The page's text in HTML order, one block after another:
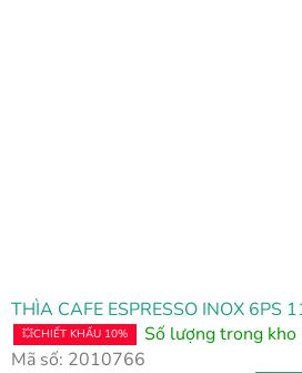
THÌA CAFE ESPRESSO INOX 6PS
💥CHIẾT KHẤU 10% Số lượng trong kho
Mã số: 2010766